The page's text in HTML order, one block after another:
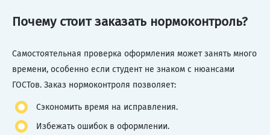
Почему стоит заказать нормоконтроль?
Самостоятельная проверка оформления может занять много
времени, особенно если студент не знаком с нюансами
ГОСТов. Заказ нормоконтроля позволяет:
Сэкономить время на исправления.
Избежать ошибок в оформлении.